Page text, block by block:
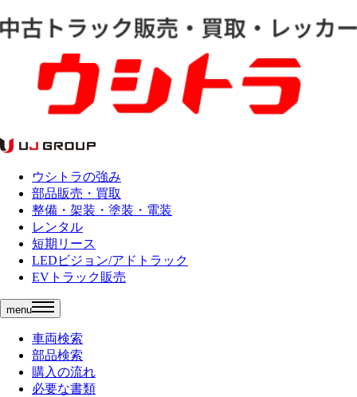
ウシトラの強み
部品販売・買取
整備・架装・塗装・電装
レンタル
短期リース
LEDビジョン/アドトラック
EVトラック販売
menu
車両検索
部品検索
購入の流れ
必要な書類